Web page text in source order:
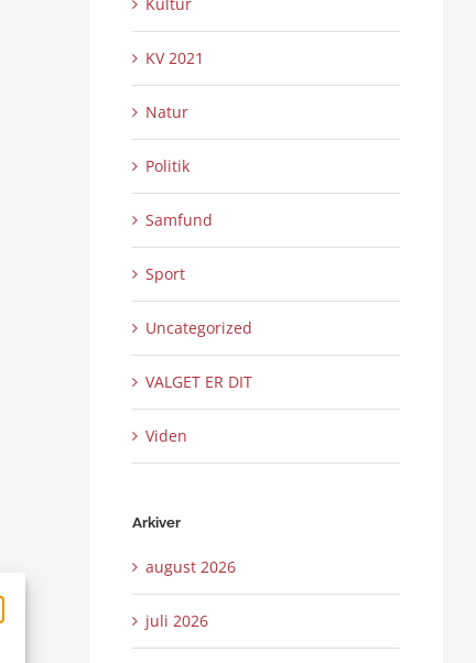
KV 2021
Natur
Politik
Samfund
Sport
Uncategorized
VALGET ER DIT
Viden
Arkiver
august 2026
juli 2026